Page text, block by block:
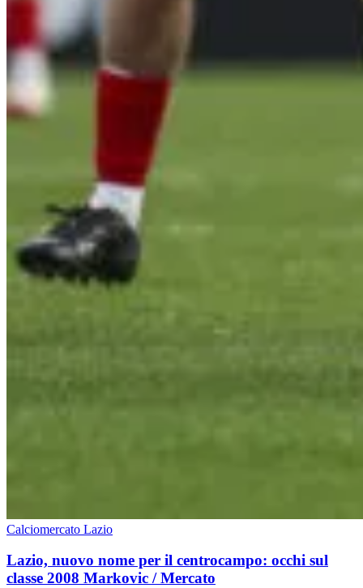
Calciomercato Lazio
Lazio, nuovo nome per il centrocampo: occhi sul
classe 2008 Markovic / Mercato